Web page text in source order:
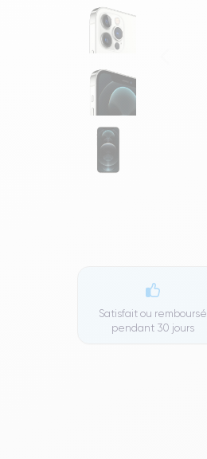
Satisfait ou remboursé
pendant 30 jours